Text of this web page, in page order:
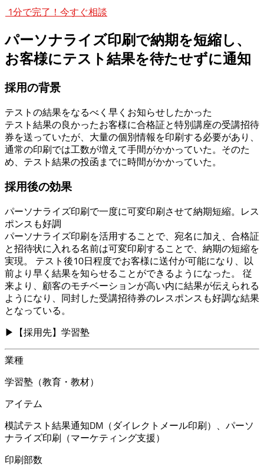
1分で完了！今すぐ相談
パーソナライズ印刷で納期を短縮し、
お客様にテスト結果を待たせずに通知
採用の背景
テストの結果をなるべく早くお知らせしたかった
テスト結果の良かったお客様に合格証と特別講座の受講招待
券を送っていたが、大量の個別情報を印刷する必要があり、
通常の印刷では工数が増えて手間がかかっていた。そのた
め、テスト結果の投函までに時間がかかっていた。
採用後の効果
パーソナライズ印刷で一度に可変印刷させて納期短縮。レス
ポンスも好調
パーソナライズ印刷を活用することで、宛名に加え、合格証
と招待状に入れる名前は可変印刷することで、納期の短縮を
実現。 テスト後10日程度でお客様に送付が可能になり、以
前より早く結果を知らせることができるようになった。 従
来より、顧客のモチベーションが高い内に結果が伝えられる
ようになり、同封した受講招待券のレスポンスも好調な結果
となっている。
▶
【採用先】学習塾
業種
学習塾（教育・教材）
アイテム
模試テスト結果通知DM（ダイレクトメール印刷）、パーソ
ナライズ印刷（マーケティング支援）
印刷部数